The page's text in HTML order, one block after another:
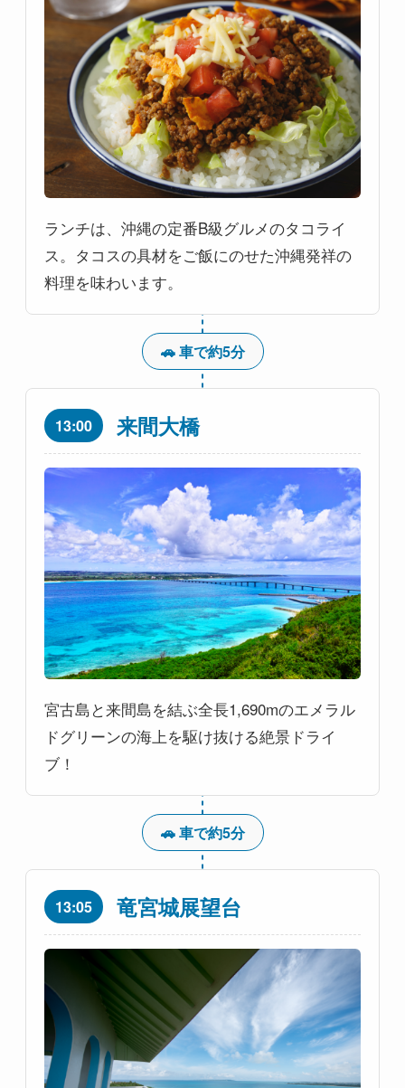
ランチは、沖縄の定番B級グルメのタコライ
ス。タコスの具材をご飯にのせた沖縄発祥の
料理を味わいます。
🚗 車で約5分
13:00 来間大橋
宮古島と来間島を結ぶ全長1,690mのエメラル
ドグリーンの海上を駆け抜ける絶景ドライ
ブ！
🚗 車で約5分
13:05 竜宮城展望台